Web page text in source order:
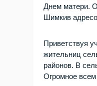
Днем матери.
Шимкив
Приветствуя
жительниц
районов. В
Огромное